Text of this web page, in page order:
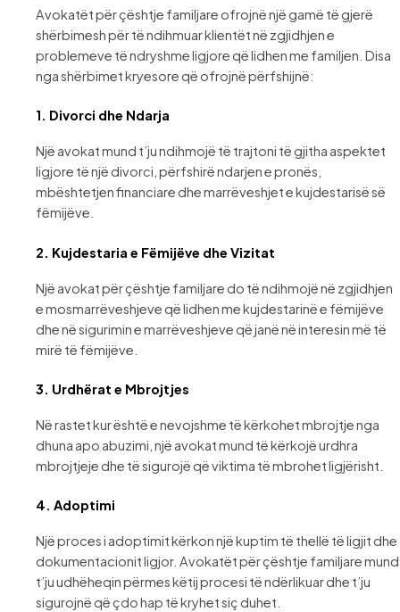
Avokatët për çështje familjare ofrojnë një gamë të gjerë
shërbimesh për të ndihmuar klientët në zgjidhjen e
problemeve të ndryshme ligjore që lidhen me familjen. Disa
nga shërbimet kryesore që ofrojnë përfshijnë:
1. Divorci dhe Ndarja
Një avokat mund t’ju ndihmojë të trajtoni të gjitha aspektet
ligjore të një divorci, përfshirë ndarjen e pronës,
mbështetjen financiare dhe marrëveshjet e kujdestarisë së
fëmijëve.
2. Kujdestaria e Fëmijëve dhe Vizitat
Një avokat për çështje familjare do të ndihmojë në zgjidhjen
e mosmarrëveshjeve që lidhen me kujdestarinë e fëmijëve
dhe në sigurimin e marrëveshjeve që janë në interesin më të
mirë të fëmijëve.
3. Urdhërat e Mbrojtjes
Në rastet kur është e nevojshme të kërkohet mbrojtje nga
dhuna apo abuzimi, një avokat mund të kërkojë urdhra
mbrojtjeje dhe të sigurojë që viktima të mbrohet ligjërisht.
4. Adoptimi
Një proces i adoptimit kërkon një kuptim të thellë të ligjit dhe
dokumentacionit ligjor. Avokatët për çështje familjare mund
t’ju udhëheqin përmes këtij procesi të ndërlikuar dhe t’ju
sigurojnë që çdo hap të kryhet siç duhet.